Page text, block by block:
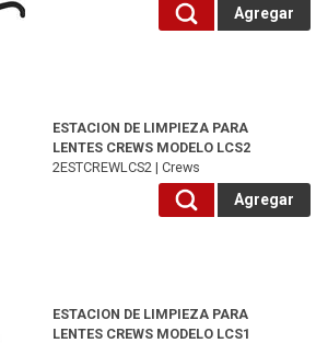
Agregar
ESTACION DE LIMPIEZA PARA
LENTES CREWS MODELO LCS2
2ESTCREWLCS2 | Crews
Agregar
ESTACION DE LIMPIEZA PARA
LENTES CREWS MODELO LCS1